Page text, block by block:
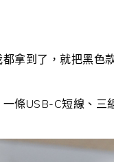
拿到了，就把黑色
條USB-C短線、三